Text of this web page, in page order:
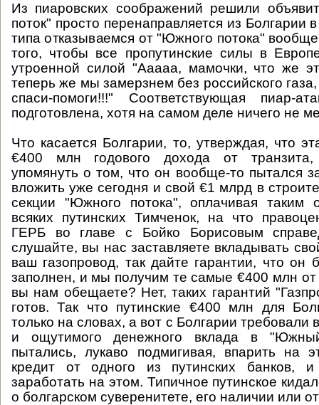
Из пиаровских соображений решили
поток" просто перенаправляется из Болгарии
типа отказываемся от "Южного потока"
того, чтобы все пропутинские силы в
утроенной силой "Ааааа, мамочки, что же
теперь же мы замерзнем без российского
спаси-помоги!!!" Соответствующая пиар-
подготовлена, хотя на самом деле ничего не
Что касается Болгарии, то, утверждая, что
€400 млн годового дохода от
упомянуть о том, что он вообще-то пытался
вложить уже сегодня и свой €1 млрд в
секции "Южного потока", оплачивая таким
всяких путинских Тимченок, на что
ГЕРБ во главе с Бойко Борисовым
слушайте, вы нас заставляете вкладывать
ваш газопровод, так дайте гарантии, что он
заполнен, и мы получим те самые €400 млн от
вы нам обещаете? Нет, таких гарантий
готов. Так что путинские €400 млн для
только на словах, а вот с Болгарии требовали
и ощутимого денежного вклада в
пытались, лукаво подмигивая, впарить на
кредит от одного из путинских
заработать на этом. Типичное путинское
о болгарском суверенитете, его наличии или